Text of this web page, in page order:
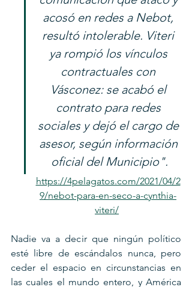
acosó en redes a Nebot,
resultó intolerable. Viteri
ya rompió los vínculos
contractuales con
Vásconez: se acabó el
contrato para redes
sociales y dejó el cargo de
asesor, según información
oficial del Municipio".
https://4pelagatos.com/2021/04/2
9/nebot-para-en-seco-a-cynthia-
viteri/
Nadie va a decir que ningún político
esté libre de escándalos nunca, pero
ceder el espacio en circunstancias en
las cuales el mundo entero, y América